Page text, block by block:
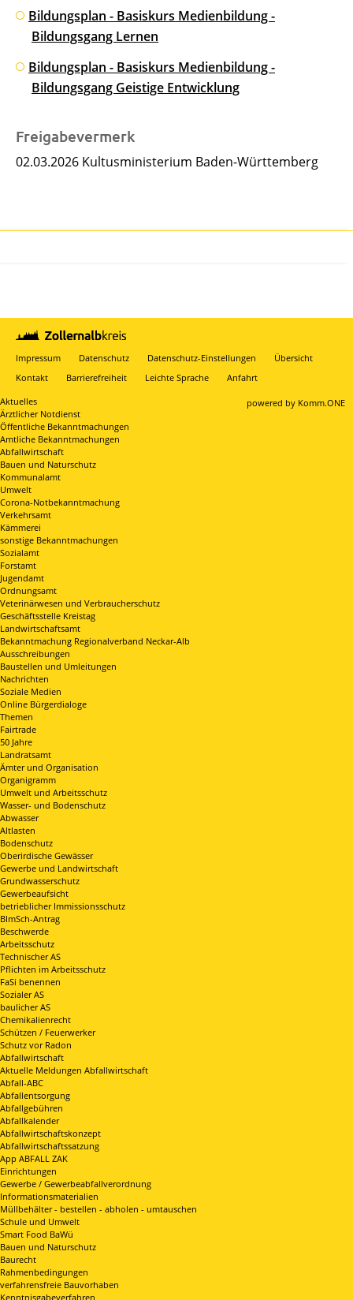
Bildungsplan - Basiskurs Medienbildung -
Bildungsgang Lernen
Bildungsplan - Basiskurs Medienbildung -
Bildungsgang Geistige Entwicklung
Freigabevermerk
02.03.2026 Kultusministerium Baden-Württemberg
Impressum Datenschutz Datenschutz-Einstellungen
Übersicht
Kontakt
Barrierefreiheit Leichte Sprache Anfahrt
powered by Komm.ONE
Aktuelles
Ärztlicher Notdienst
Öffentliche Bekanntmachungen
Amtliche Bekanntmachungen
Abfallwirtschaft
Bauen und Naturschutz
Kommunalamt
Umwelt
Corona-Notbekanntmachung
Verkehrsamt
Kämmerei
sonstige Bekanntmachungen
Sozialamt
Forstamt
Jugendamt
Ordnungsamt
Veterinärwesen und Verbraucherschutz
Geschäftsstelle Kreistag
Landwirtschaftsamt
Bekanntmachung Regionalverband Neckar-Alb
Ausschreibungen
Baustellen und Umleitungen
Nachrichten
Soziale Medien
Online Bürgerdialoge
Themen
Fairtrade
50 Jahre
Landratsamt
Ämter und Organisation
Organigramm
Umwelt und Arbeitsschutz
Wasser- und Bodenschutz
Abwasser
Altlasten
Bodenschutz
Oberirdische Gewässer
Gewerbe und Landwirtschaft
Grundwasserschutz
Gewerbeaufsicht
betrieblicher Immissionsschutz
BImSch-Antrag
Beschwerde
Arbeitsschutz
Technischer AS
Pflichten im Arbeitsschutz
FaSi benennen
Sozialer AS
baulicher AS
Chemikalienrecht
Schützen / Feuerwerker
Schutz vor Radon
Abfallwirtschaft
Aktuelle Meldungen Abfallwirtschaft
Abfall-ABC
Abfallentsorgung
Abfallgebühren
Abfallkalender
Abfallwirtschaftskonzept
Abfallwirtschaftssatzung
App ABFALL ZAK
Einrichtungen
Gewerbe / Gewerbeabfallverordnung
Informationsmaterialien
Müllbehälter - bestellen - abholen - umtauschen
Schule und Umwelt
Smart Food BaWü
Bauen und Naturschutz
Baurecht
Rahmenbedingungen
verfahrensfreie Bauvorhaben
Kenntnisgabeverfahren